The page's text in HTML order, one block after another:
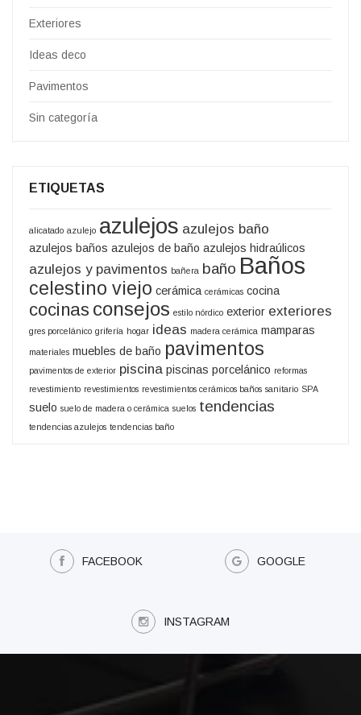
Exteriores
Ideas deco
Pavimentos
Sin categoría
ETIQUETAS
alicatado azulejo azulejos azulejos baño
azulejos baños azulejos de baño azulejos hidraúlicos
azulejos y pavimentos bañera baño Baños
celestino viejo cerámica cerámicas cocina
cocinas consejos estilo nórdico exterior exteriores
gres porcelánico grifería hogar ideas madera cerámica mamparas
materiales muebles de baño pavimentos
pavimentos de exterior piscina piscinas porcelánico reformas
revestimiento revestimientos revestimientos cerámicos baños sanitario SPA
suelo suelo de madera o cerámica suelos tendencias
tendencias azulejos tendencias baño
FACEBOOK GOOGLE
INSTAGRAM